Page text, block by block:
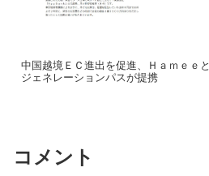
中国越境ＥＣ進出を促進、Ｈａｍｅｅと
ジェネレーションパスが提携
コメント